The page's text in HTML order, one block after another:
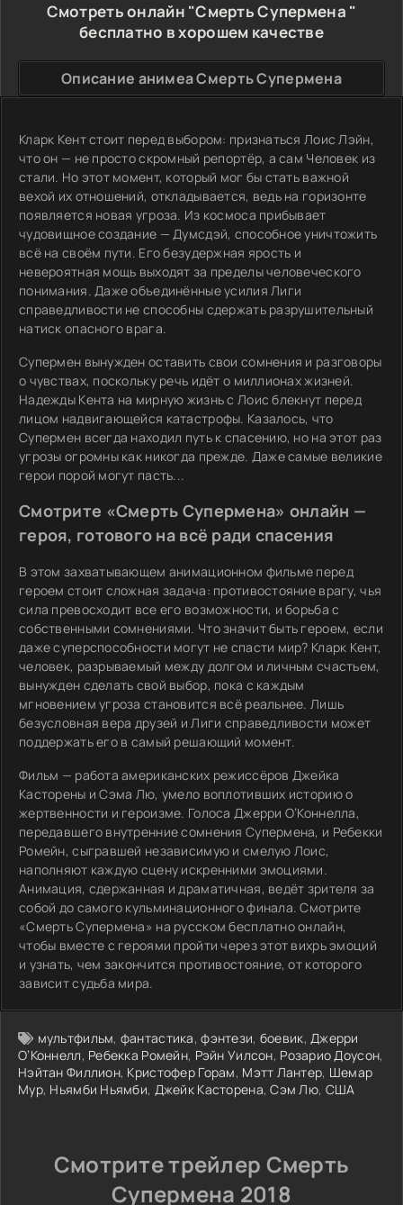
Смотреть онлайн "Смерть Супермена "
бесплатно в хорошем качестве
Описание анимеа Смерть Супермена
Кларк Кент стоит перед выбором: признаться Лоис Лэйн,
что он — не просто скромный репортёр, а сам Человек из
стали. Но этот момент, который мог бы стать важной
вехой их отношений, откладывается, ведь на горизонте
появляется новая угроза. Из космоса прибывает
чудовищное создание — Думсдэй, способное уничтожить
всё на своём пути. Его безудержная ярость и
невероятная мощь выходят за пределы человеческого
понимания. Даже объединённые усилия Лиги
справедливости не способны сдержать разрушительный
натиск опасного врага.
Супермен вынужден оставить свои сомнения и разговоры
о чувствах, поскольку речь идёт о миллионах жизней.
Надежды Кента на мирную жизнь с Лоис блекнут перед
лицом надвигающейся катастрофы. Казалось, что
Супермен всегда находил путь к спасению, но на этот раз
угрозы огромны как никогда прежде. Даже самые великие
герои порой могут пасть...
Смотрите «Смерть Супермена» онлайн —
героя, готового на всё ради спасения
В этом захватывающем анимационном фильме перед
героем стоит сложная задача: противостояние врагу, чья
сила превосходит все его возможности, и борьба с
собственными сомнениями. Что значит быть героем, если
даже суперспособности могут не спасти мир? Кларк Кент,
человек, разрываемый между долгом и личным счастьем,
вынужден сделать свой выбор, пока с каждым
мгновением угроза становится всё реальнее. Лишь
безусловная вера друзей и Лиги справедливости может
поддержать его в самый решающий момент.
Фильм — работа американских режиссёров Джейка
Касторены и Сэма Лю, умело воплотивших историю о
жертвенности и героизме. Голоса Джерри О’Коннелла,
передавшего внутренние сомнения Супермена, и Ребекки
Ромейн, сыгравшей независимую и смелую Лоис,
наполняют каждую сцену искренними эмоциями.
Анимация, сдержанная и драматичная, ведёт зрителя за
собой до самого кульминационного финала. Смотрите
«Смерть Супермена» на русском бесплатно онлайн,
чтобы вместе с героями пройти через этот вихрь эмоций
и узнать, чем закончится противостояние, от которого
зависит судьба мира.
мультфильм, фантастика,фэнтези, боевик,Джерри
О’Коннелл, Ребекка Ромейн, Рэйн Уилсон, Розарио Доусон,
Нэйтан Филлион, Кристофер Горам, Мэтт Лантер, Шемар
Мур, Ньямби Ньямби, Джейк Касторена,Сэм Лю, США
Смотрите трейлер Смерть
Супермена 2018